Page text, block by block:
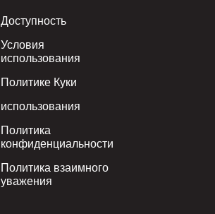
Footer
Доступность
Условия
использования
Политике Куки
использования
Политика
конфиденциальности
Политика взаимного
уважения